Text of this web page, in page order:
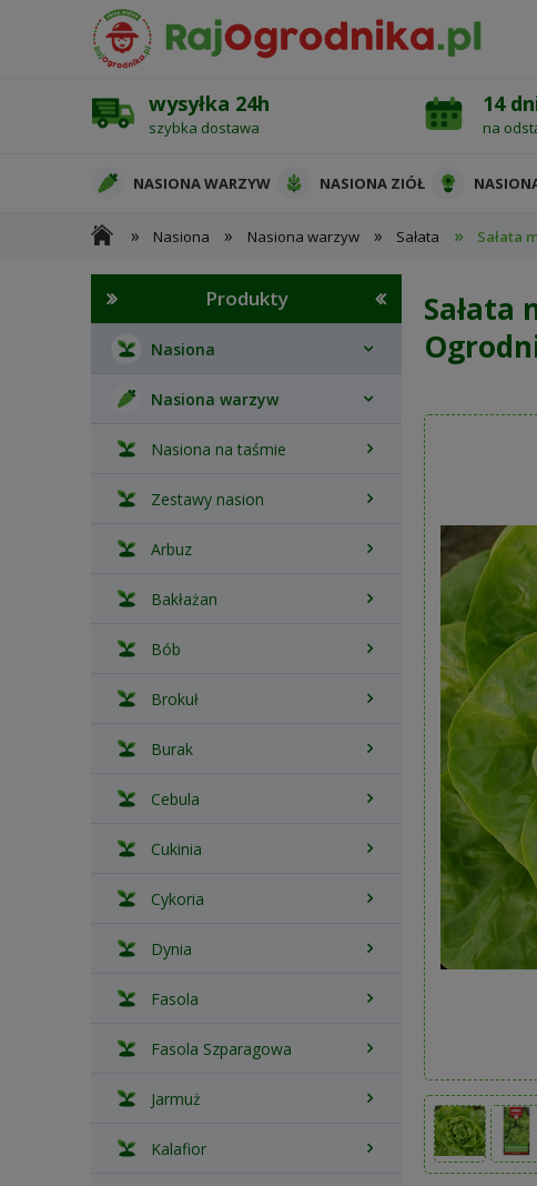
wysyłka 24h
szybka dostawa
14
na
NASIONA WARZYW NASIONA ZIÓŁ
OCHRONA ROŚLIN
» Nasiona » Nasiona warzyw » Sałata » Sałata
Produkty
Nasiona
Nasiona warzyw
Nasiona na taśmie
Zestawy nasion
Arbuz
Bakłażan
Bób
Brokuł
Burak
Cebula
Cukinia
Cykoria
Dynia
Fasola
Fasola Szparagowa
Jarmuż
Kalafior
Sałata